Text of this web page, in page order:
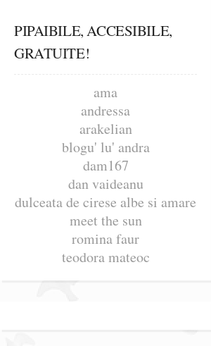
PIPAIBILE, ACCESIBILE,
GRATUITE!
ama
andressa
arakelian
blogu' lu' andra
dam167
dan vaideanu
dulceata de cirese albe si amare
meet the sun
romina faur
teodora mateoc